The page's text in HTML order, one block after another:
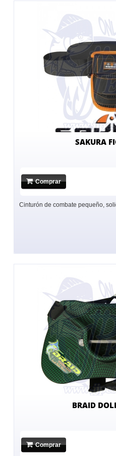
SAKURA
Comprar
Cinturón de combate pequeño,
BRAID
Comprar